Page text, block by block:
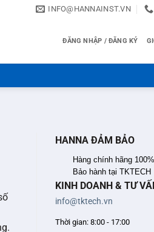
INFO@HANNAINST.VN
ĐĂNG NHẬP / ĐĂNG KÝ
HANNA ĐẢM BẢO
Hàng chính hãng 100%
Bảo hành tại TKTECH
KINH DOANH & TƯ
info@tktech.vn
Thời gian: 8:00 - 17:00